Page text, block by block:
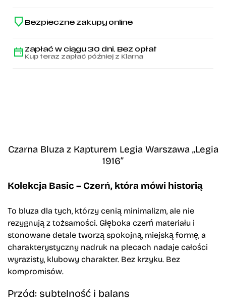
1916Bezpieczne zakupy online
Zapłać w ciągu 30 dni. Bez opłat
Kup teraz zapłać później z Klarna
Czarna Bluza z Kapturem Legia Warszawa „Legia
1916”
Kolekcja Basic – Czerń, która mówi historią
To bluza dla tych, którzy cenią minimalizm, ale nie
rezygnują z tożsamości. Głęboka czerń materiału i
stonowane detale tworzą spokojną, miejską formę, a
charakterystyczny nadruk na plecach nadaje całości
wyrazisty, klubowy charakter. Bez krzyku. Bez
kompromisów.
Przód: subtelność i balans